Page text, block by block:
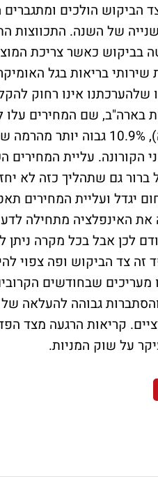
הביקוש הולכים
של השנה. התכווצות
שירותי בריאות בגל
שלהערכתנו אינו רחוק
ללילה למי שמתכנן נסיעה),
שלפני הקורונה. עליית
ברור גם שתהליך כזה לא
יגדל ועליית המחירים
2023 נראה את האינפלציה
צד הביקוש ופה צפוי
שבחודשים
קריאות הרגעה מצד
על שוק המניות.